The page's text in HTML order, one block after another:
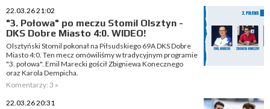
22.03.26 21:02
"3. Połowa" po meczu Stomil Olsztyn -
DKS Dobre Miasto 4:0. WIDEO!
Olsztyński Stomil pokonał na Piłsudskiego 69A DKS Dobre
Miasto 4:0. Ten mecz omówiliśmy w tradycyjnym programie
"3. połowa". Emil Marecki gościł Zbigniewa Konecznego
oraz Karola Dempicha.
Komentarzy: 3 »
22.03.26 20:31